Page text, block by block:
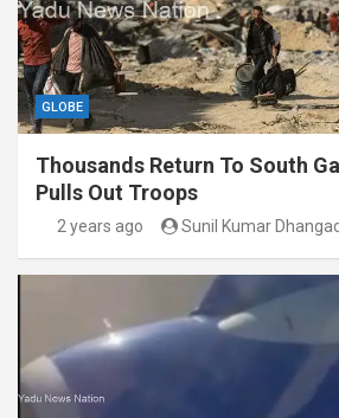
GLOBE
Thousands Return To South
Pulls Out Troops
2 years ago Sunil Kumar